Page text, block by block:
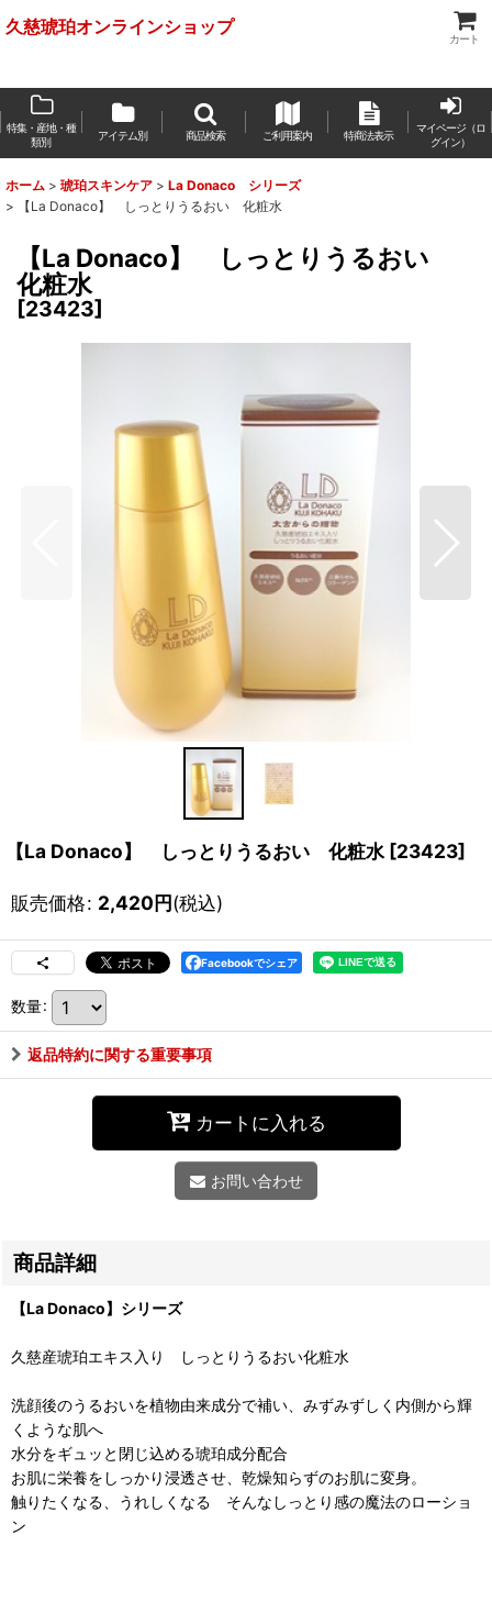
久慈琥珀オンラインショップ
カート
特集・産地・種
類別
アイテム別 商品検索 ご利用案内 特商法表示
マイページ（ロ
グイン）
ホーム > 琥珀スキンケア > La Donaco シリーズ
>
【La Donaco】 しっとりうるおい 化粧水
【La Donaco】 しっとりうるおい
化粧水
[23423]
【La Donaco】 しっとりうるおい 化粧水 [23423]
販売価格: 2,420円(税込)
Facebookでシェア
数量:
返品特約に関する重要事項
カートに入れる
お問い合わせ
商品詳細
【La Donaco】シリーズ
久慈産琥珀エキス入り しっとりうるおい化粧水
洗顔後のうるおいを植物由来成分で補い、みずみずしく内側から輝
くような肌へ
水分をギュッと閉じ込める琥珀成分配合
お肌に栄養をしっかり浸透させ、乾燥知らずのお肌に変身。
触りたくなる、うれしくなる そんなしっとり感の魔法のローショ
ン